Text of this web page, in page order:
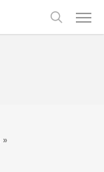
search
»